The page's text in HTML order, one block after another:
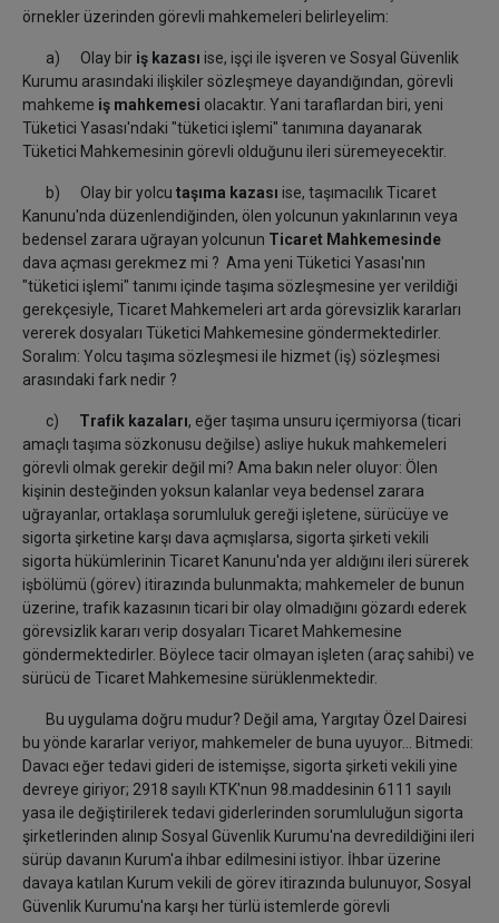
örnekler üzerinden görevli mahkemeleri belirleyelim:
a) Olay bir iş kazası ise, işçi ile işveren ve Sosyal Güvenlik
Kurumu arasındaki ilişkiler sözleşmeye dayandığından, görevli
mahkeme iş mahkemesi olacaktır. Yani taraflardan biri, yeni
Tüketici Yasası'ndaki "tüketici işlemi" tanımına dayanarak
Tüketici Mahkemesinin görevli olduğunu ileri süremeyecektir.
b) Olay bir yolcu taşıma kazası ise, taşımacılık Ticaret
Kanunu'nda düzenlendiğinden, ölen yolcunun yakınlarının veya
bedensel zarara uğrayan yolcunun Ticaret Mahkemesinde
dava açması gerekmez mi ? Ama yeni Tüketici Yasası'nın
"tüketici işlemi" tanımı içinde taşıma sözleşmesine yer verildiği
gerekçesiyle, Ticaret Mahkemeleri art arda görevsizlik kararları
vererek dosyaları Tüketici Mahkemesine göndermektedirler.
Soralım: Yolcu taşıma sözleşmesi ile hizmet (iş) sözleşmesi
arasındaki fark nedir ?
c) Trafik kazaları, eğer taşıma unsuru içermiyorsa (ticari
amaçlı taşıma sözkonusu değilse) asliye hukuk mahkemeleri
görevli olmak gerekir değil mi? Ama bakın neler oluyor: Ölen
kişinin desteğinden yoksun kalanlar veya bedensel zarara
uğrayanlar, ortaklaşa sorumluluk gereği işletene, sürücüye ve
sigorta şirketine karşı dava açmışlarsa, sigorta şirketi vekili
sigorta hükümlerinin Ticaret Kanunu'nda yer aldığını ileri sürerek
işbölümü (görev) itirazında bulunmakta; mahkemeler de bunun
üzerine, trafik kazasının ticari bir olay olmadığını gözardı ederek
görevsizlik kararı verip dosyaları Ticaret Mahkemesine
göndermektedirler. Böylece tacir olmayan işleten (araç sahibi) ve
sürücü de Ticaret Mahkemesine sürüklenmektedir.
Bu uygulama doğru mudur? Değil ama, Yargıtay Özel Dairesi
bu yönde kararlar veriyor, mahkemeler de buna uyuyor... Bitmedi:
Davacı eğer tedavi gideri de istemişse, sigorta şirketi vekili yine
devreye giriyor; 2918 sayılı KTK'nun 98.maddesinin 6111 sayılı
yasa ile değiştirilerek tedavi giderlerinden sorumluluğun sigorta
şirketlerinden alınıp Sosyal Güvenlik Kurumu'na devredildiğini ileri
sürüp davanın Kurum'a ihbar edilmesini istiyor. İhbar üzerine
davaya katılan Kurum vekili de görev itirazında bulunuyor, Sosyal
Güvenlik Kurumu'na karşı her türlü istemlerde görevli